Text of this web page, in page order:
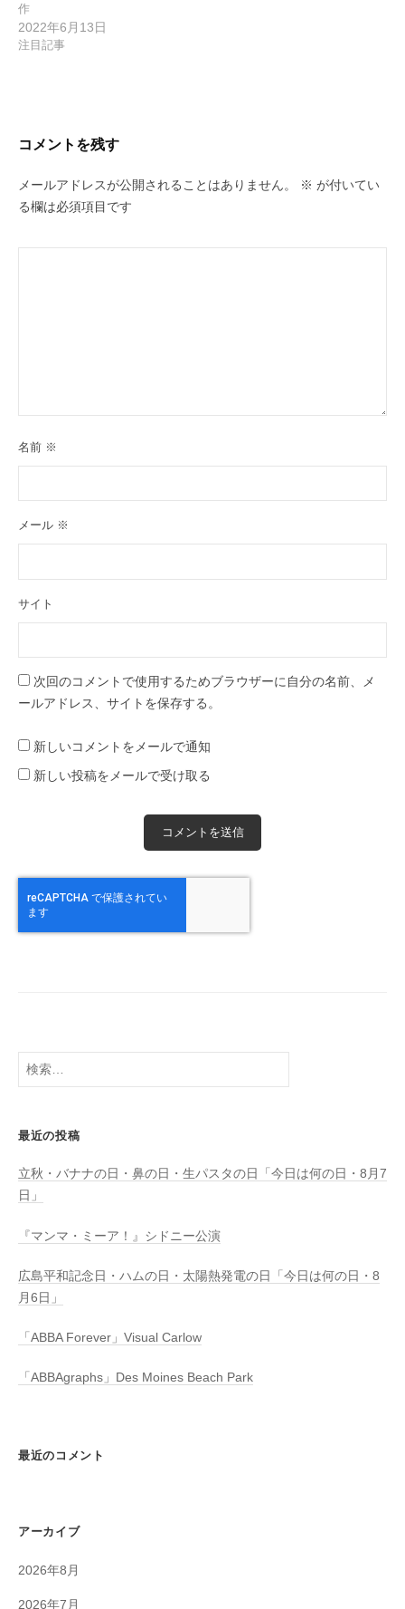
作
2022年6月13日
注目記事
コメントを残す
メールアドレスが公開されることはありません。 ※ が付いてい
る欄は必須項目です
名前 ※
メール ※
サイト
次回のコメントで使用するためブラウザーに自分の名前、メ
ールアドレス、サイトを保存する。
新しいコメントをメールで通知
新しい投稿をメールで受け取る
検
最近の投稿
立秋・バナナの日・鼻の日・生パスタの日「今日は何の日・8月7
日」
『マンマ・ミーア！』シドニー公演
広島平和記念日・ハムの日・太陽熱発電の日「今日は何の日・8
月6日」
「ABBA Forever」Visual Carlow
「ABBAgraphs」Des Moines Beach Park
最近のコメント
アーカイブ
2026年8月
2026年7月